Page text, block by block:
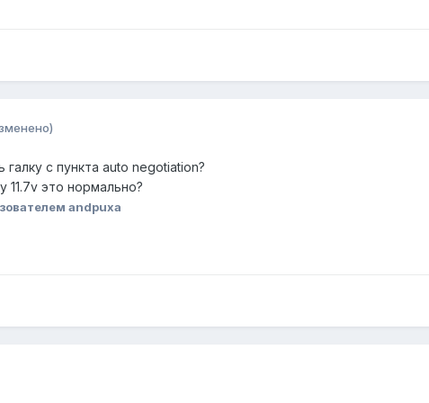
с пункта auto negotiation?
11.7v это нормально?
andpuxa